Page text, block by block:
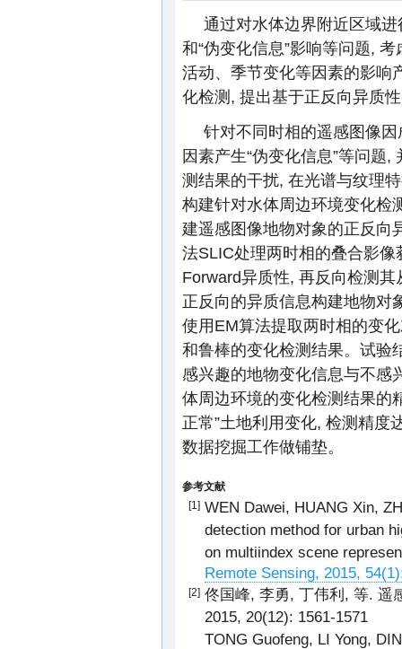
通过对水体边界附近区域
和“伪变化信息”影响等问题,
活动、季节变化等因素的影响
化检测, 提出基于正反向异质
针对不同时相的遥感图像
因素产生“伪变化信息”等问题
测结果的干扰, 在光谱与纹理
构建针对水体周边环境变化检
建遥感图像地物对象的正反向
法SLIC处理两时相的叠合影
Forward异质性, 再反向检测
正反向的异质信息构建地物对
使用EM算法提取两时相的变
和鲁棒的变化检测结果。试验
感兴趣的地物变化信息与不感
体周边环境的变化检测结果的
正常”土地利用变化, 检测精度
数据挖掘工作做铺垫。
参考文献
[1] WEN Dawei, HUANG Xin,
detection method for urban
on multiindex scene
Remote Sensing, 2015,
[2] 佟国峰, 李勇, 丁伟利, 等. 遥
2015, 20(12): 1561-1571
TONG Guofeng, LI Yong,